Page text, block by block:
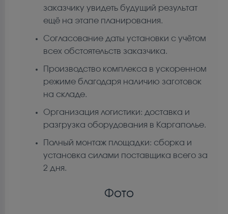
заказчику увидеть будущий результат
ещё на этапе планирования.
Согласование даты установки с учётом
всех обстоятельств заказчика.
Производство комплекса в ускоренном
режиме благодаря наличию заготовок
на складе.
Организация логистики: доставка и
разгрузка оборудования в Каргаполье.
Полный монтаж площадки: сборка и
установка силами поставщика всего за
2 дня.
Фото